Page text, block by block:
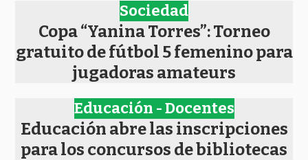
Copa “Yanina Torres”: Torneo
gratuito de fútbol 5 femenino para
jugadoras amateurs
Sociedad
Educación abre las inscripciones
para los concursos de bibliotecas
Educación - Docentes